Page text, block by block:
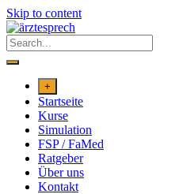
Skip to content
+
Startseite
Kurse
Simulation
FSP / FaMed
Ratgeber
Über uns
Kontakt